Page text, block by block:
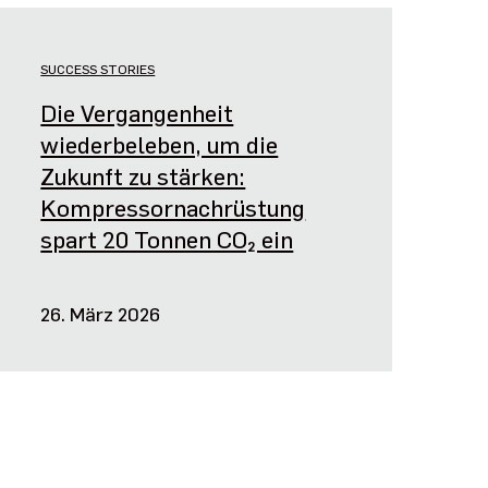
SUCCESS STORIES
Die Vergangenheit
wiederbeleben, um die
Zukunft zu stärken:
Kompressornachrüstung
spart 20 Tonnen CO₂ ein
26. März 2026